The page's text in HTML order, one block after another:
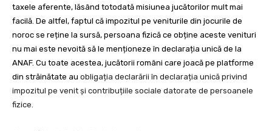
taxele aferente, lăsând totodată misiunea jucătorilor mult mai
facilă. De altfel, faptul că impozitul pe veniturile din jocurile de
noroc se reține la sursă, persoana fizică ce obține aceste venituri
nu mai este nevoită să le menționeze în declarația unică de la
ANAF. Cu toate acestea, jucătorii români care joacă pe platforme
din străinătate au obligația declarării în declarația unică privind
impozitul pe venit și contribuțiile sociale datorate de persoanele
fizice.